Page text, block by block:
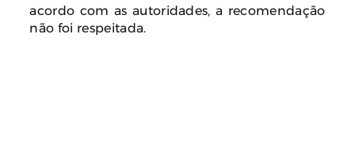
acordo com as autoridades, a recomendação
não foi respeitada.